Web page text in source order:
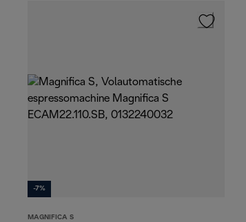
-7%
MAGNIFICA S